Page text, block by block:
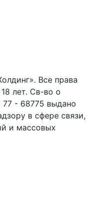
Все права
лет. Св-во о
- 68775 выдано
в сфере связи,
и массовых